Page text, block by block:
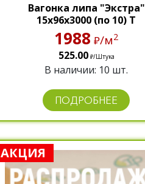
Вагонка липа "Экстра"
15х96х3000 (по 10) Т
1988 ₽/м2
525.00 ₽/Штука
В наличии: 10 шт.
ПОДРОБНЕЕ
АКЦИЯ